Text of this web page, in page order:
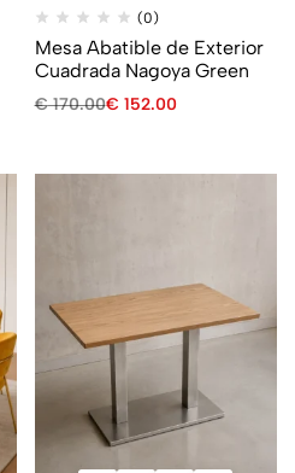
(0)
Mesa Abatible de Exterior
Cuadrada Nagoya Green
€170.00€ 152.00